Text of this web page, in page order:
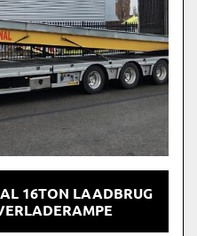
16TON LAADBRUG